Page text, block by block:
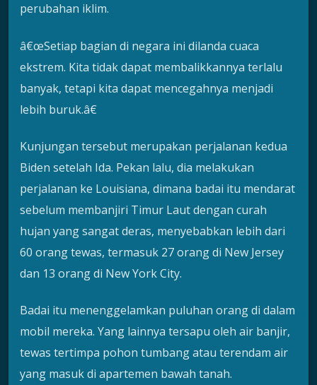
perubahan iklim.
â€œSetiap bagian di negara ini dilanda cuaca
ekstrem. Kita tidak dapat membalikkannya terlalu
banyak, tetapi kita dapat mencegahnya menjadi
lebih buruk.â€
Kunjungan tersebut merupakan perjalanan kedua
Biden setelah Ida. Pekan lalu, dia melakukan
perjalanan ke Louisiana, dimana badai itu mendarat
sebelum membanjiri Timur Laut dengan curah
hujan yang sangat deras, menyebabkan lebih dari
60 orang tewas, termasuk 27 orang di New Jersey
dan 13 orang di New York City.
Badai itu menenggelamkan puluhan orang di dalam
mobil mereka. Yang lainnya tersapu oleh air banjir,
tewas tertimpa pohon tumbang atau terendam air
yang masuk di apartemen bawah tanah.